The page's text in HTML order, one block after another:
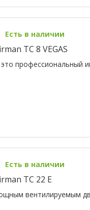
Есть в наличии
TC 8 VEGAS
профессиональный
Есть в наличии
TC 22 E
вентилируемым